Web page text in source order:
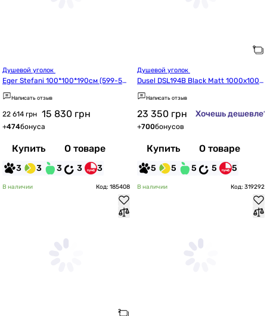
Eger Stefani 100*100*190см (599-53
5-100/1)
Написать отзыв
22 614 грн 15 830 грн
+474бонуса
Купить О товаре
3 3 3 3 3
Dusel DSL194B Black Matt 1000x1000
x1900
Написать отзыв
23 350 грн Хочешь
+700бонусов
Купить О товаре
5 5 5 5 5
В наличии Код: 185408 В наличии Код: 319292